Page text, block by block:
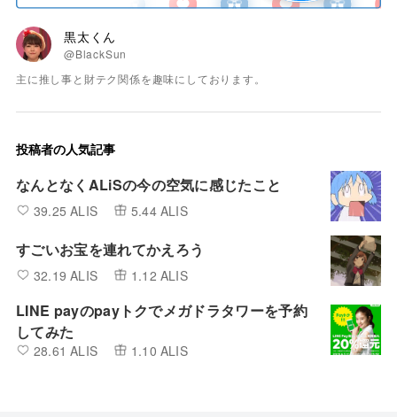
黒太くん
@BlackSun
主に推し事と財テク関係を趣味にしております。
投稿者の人気記事
なんとなくALiSの今の空気に感じたこと
39.25 ALIS 5.44 ALIS
すごいお宝を連れてかえろう
32.19 ALIS 1.12 ALIS
LINE payのpayトクでメガドラタワーを予約
してみた
28.61 ALIS 1.10 ALIS